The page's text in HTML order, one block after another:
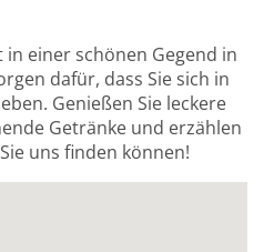
einer schönen Gegend in
dafür, dass Sie sich in
Genießen Sie leckere
Getränke und erzählen
uns finden können!